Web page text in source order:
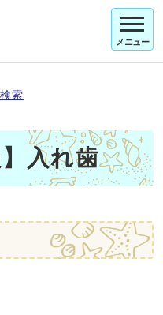
メニュー
索
】入れ歯